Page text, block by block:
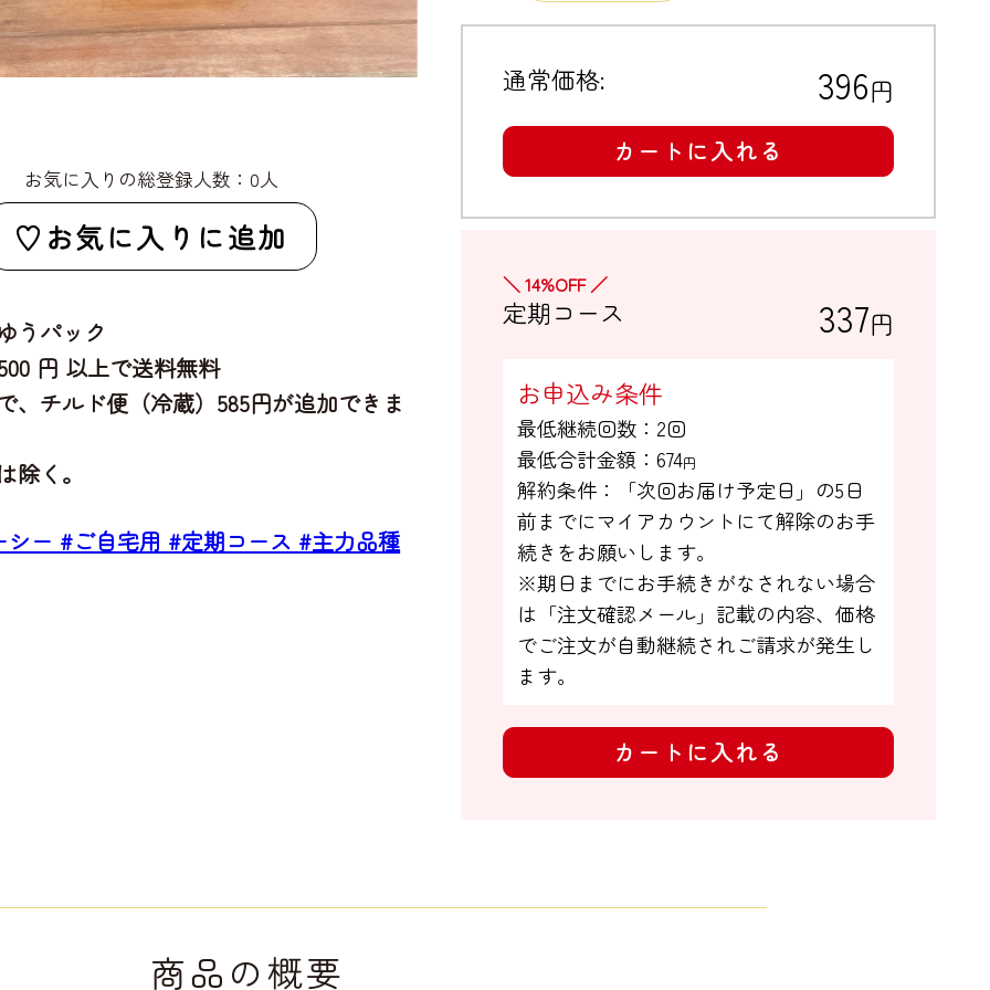
お気に入りの総登録人数：0人
お気に入りに追加
うパック
円 以上で送料無料
、チルド便（冷蔵）585円が追加できま
く。
シー #ご自宅用 #定期コース #主力品種
通常価格: 396円
カートに入れる
＼ 14%OFF ／
定期コース 337円
お申込み条件
最低継続回数：2回
最低合計金額：674円
解約条件：「次回お届け予定日」の5日
前までにマイアカウントにて解除のお手
続きをお願いします。
※期日までにお手続きがなされない場合
は「注文確認メール」記載の内容、価格
でご注文が自動継続されご請求が発生し
ます。
カートに入れる
商品の概要